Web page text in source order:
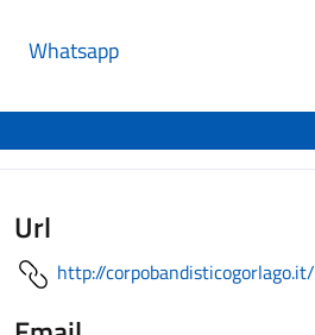
Whatsapp
Url
http://corpobandisticogorlago.it/